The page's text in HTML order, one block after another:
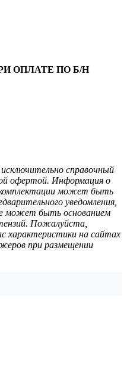
ОПЛАТЕ ПО Б/Н
справочный
офертой. Информация о
может быть
уведомления,
может быть основанием
Пожалуйста,
характеристики на сайтах
при размещении